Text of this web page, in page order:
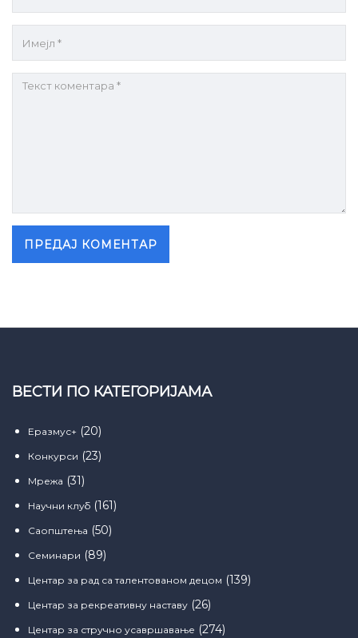
ВЕСТИ ПО КАТЕГОРИЈАМА
Еразмус+ (20)
Конкурси (23)
Мрежа (31)
Научни клуб (161)
Саопштења (50)
Семинари (89)
Центар за рад са талентованом децом (139)
Центар за рекреативну наставу (26)
Центар за стручно усавршавање (274)